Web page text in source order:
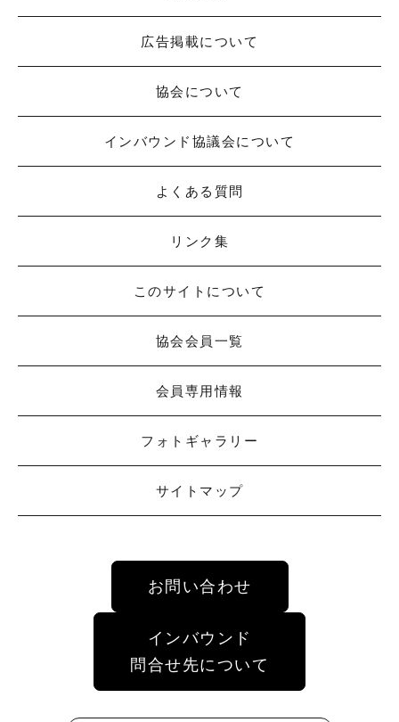
広告掲載について
協会について
インバウンド協議会について
よくある質問
リンク集
このサイトについて
協会会員一覧
会員専用情報
フォトギャラリー
サイトマップ
お問い合わせ
インバウンド
問合せ先について